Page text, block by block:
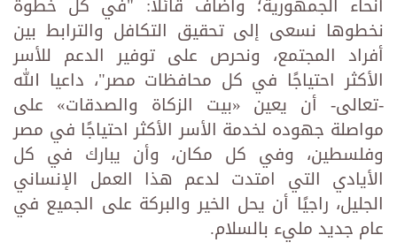
نخطوها نسعى إلى تحقيق التكافل والترابط بين
أفراد المجتمع، ونحرص على توفير الدعم للأسر
الأكثر احتياجًا في كل محافظات مصر"، داعيا الله
-تعالى- أن يعين «بيت الزكاة والصدقات» على
مواصلة جهوده لخدمة الأسر الأكثر احتياجًا في مصر
وفلسطين، وفي كل مكان، وأن يبارك في كل
الأيادي التي امتدت لدعم هذا العمل الإنساني
الجليل، راجيًا أن يحل الخير والبركة على الجميع في
عام جديد مليء بالسلام.